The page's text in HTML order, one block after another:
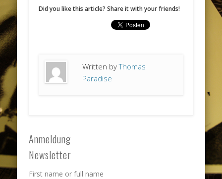
Did you like this article? Share it with your friends!
Written byThomas
Paradise
Anmeldung
Newsletter
First name or full name